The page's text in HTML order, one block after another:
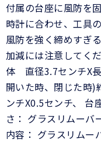
付属の台座に風防を
時計に合わせ、工具
風防を強く締めすぎ
加減には注意してく
体 直径3.7センチX
開いた時、閉じた時
ンチX0.5センチ、
さ： グラスリムー
内容： グラスリムー